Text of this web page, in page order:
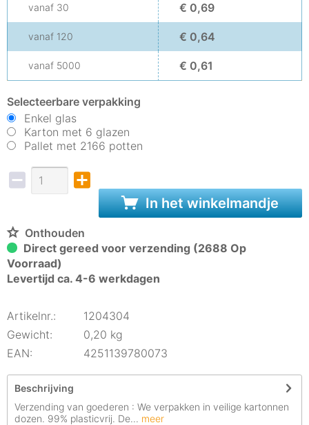
vanaf 30 € 0,69
vanaf 120 € 0,64
vanaf 5000 € 0,61
Selecteerbare verpakking
Enkel glas
Karton met 6 glazen
Pallet met 2166 potten
In het winkelmandje
Onthouden
Direct gereed voor verzending (2688 Op
Voorraad)
Levertijd ca. 4-6 werkdagen
Artikelnr.:
1204304
Gewicht:
0,20 kg
EAN:
4251139780073
Beschrijving
Verzending van goederen : We verpakken in veilige kartonnen
dozen. 99% plasticvrij. De... meer